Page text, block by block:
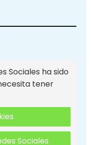
Sociales ha sido
tener
Sociales